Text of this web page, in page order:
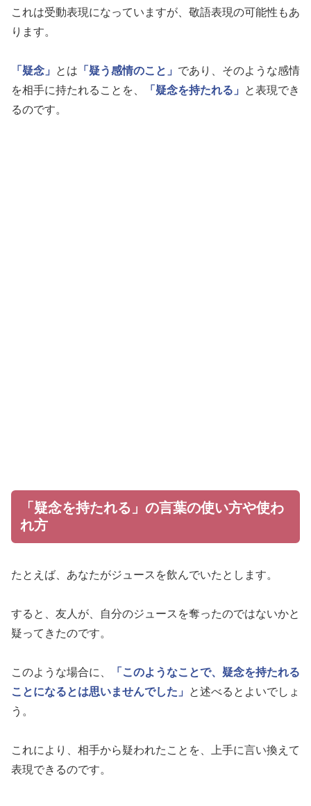
これは受動表現になっていますが、敬語表現の可能性もあ
ります。
「疑念」 とは 「疑う感情のこと」 であり、そのような感情
を相手に持たれることを、
「疑念を持たれる」
と表現でき
るのです。
「疑念を持たれる」の言葉の使い方や使わ
れ方
たとえば、あなたがジュースを飲んでいたとします。
すると、友人が、自分のジュースを奪ったのではないかと
疑ってきたのです。
このような場合に、
「このようなことで、疑念を持たれる
ことになるとは思いませんでした」
と述べるとよいでしょ
う。
これにより、相手から疑われたことを、上手に言い換えて
表現できるのです。